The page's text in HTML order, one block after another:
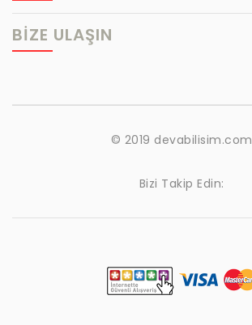
BIZE ULAŞIN
© 2019 devabilisim.com
Bizi Takip Edin: